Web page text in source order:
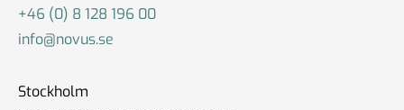
+46 (0) 8 128 196 00
info@novus.se
Stockholm